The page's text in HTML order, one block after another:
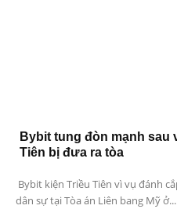
Bybit tung đòn mạnh sau
Tiên bị đưa ra tòa
Bybit kiện Triều Tiên vì vụ đánh
dân sự tại Tòa án Liên bang Mỹ ở...